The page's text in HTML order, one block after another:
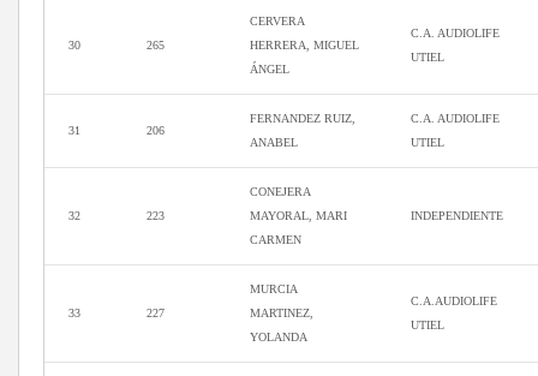
30 265
CERVERA
HERRERA, MIGUEL
ÁNGEL
C.A. AUDIOLIFE
UTIEL
31 206
FERNANDEZ RUIZ,
ANABEL
C.A. AUDIOLIFE
UTIEL
32 223
CONEJERA
MAYORAL, MARI
CARMEN
INDEPENDIENTE
33 227
MURCIA
MARTINEZ,
YOLANDA
C.A.AUDIOLIFE
UTIEL